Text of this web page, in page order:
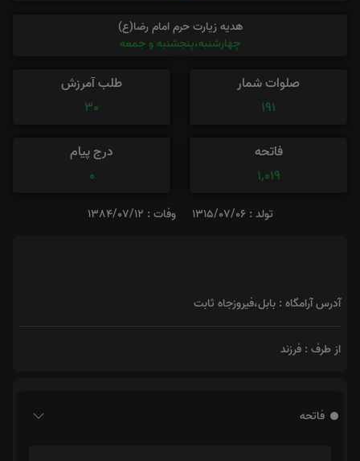
هدیه زیارت حرم امام رضا(ع)
چهارشنبه،پنجشنبه و جمعه
صلوات شمار
191
طلب آمرزش
30
فاتحه
1,019
درج پیام
0
تولد : 1315/07/06 وفات : 1384/07/12
آدرس آرامگاه : بابل،فیروزجاه ثابت
از طرف : فرزند
فاتحه